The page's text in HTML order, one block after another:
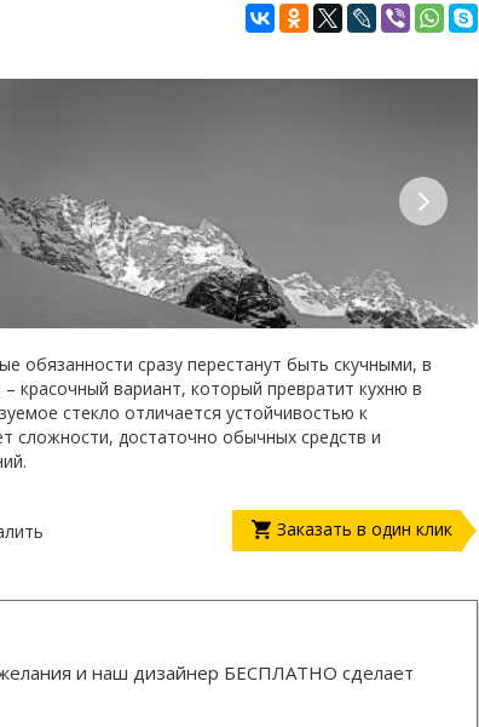
обязанности сразу перестанут быть скучными, в
красочный вариант, который превратит кухню в
стекло отличается устойчивостью к
сложности, достаточно обычных средств и
Заказать в один клик
и наш дизайнер БЕСПЛАТНО сделает